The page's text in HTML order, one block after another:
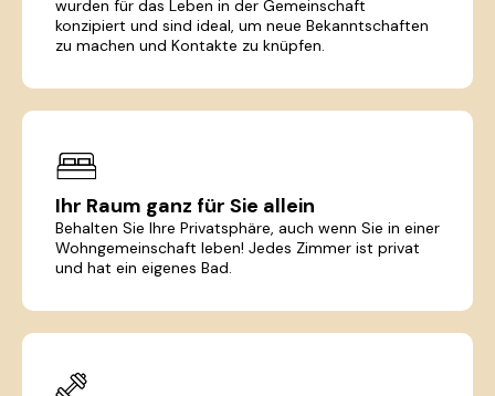
wurden für das Leben in der Gemeinschaft
konzipiert und sind ideal, um neue Bekanntschaften
zu machen und Kontakte zu knüpfen.
Ihr Raum ganz für Sie allein
Behalten Sie Ihre Privatsphäre, auch wenn Sie in einer
Wohngemeinschaft leben! Jedes Zimmer ist privat
und hat ein eigenes Bad.